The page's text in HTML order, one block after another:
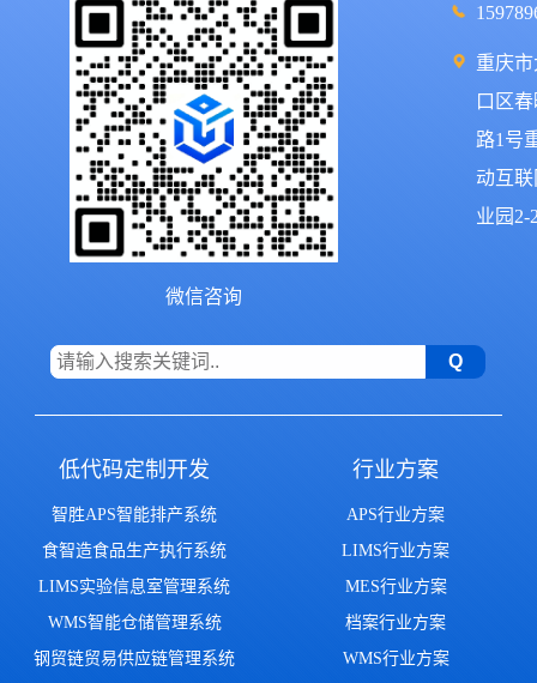
微信咨询
重庆
口区
路1号
动互联
业园2-
低代码定制开发
智胜APS智能排产系统
食智造食品生产执行系统
LIMS实验信息室管理系统
WMS智能仓储管理系统
钢贸链贸易供应链管理系统
行业方案
APS行业方案
LIMS行业方案
MES行业方案
档案行业方案
WMS行业方案